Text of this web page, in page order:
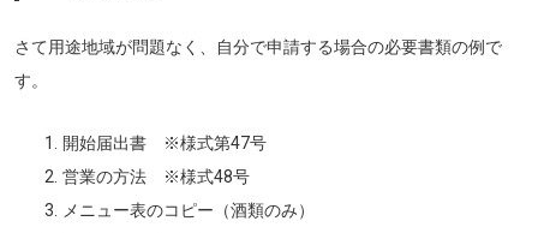
さて用途地域が問題なく、自分で申請する場合の必要書類の例で
す。
開始届出書 ※様式第47号
営業の方法 ※様式48号
メニュー表のコピー（酒類のみ）